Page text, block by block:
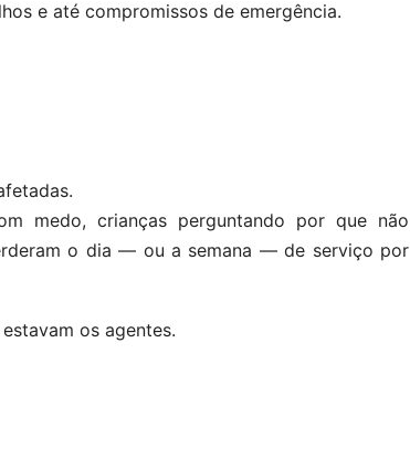
e até compromissos de emergência.
medo, crianças perguntando por que não
o dia — ou a semana — de serviço por
os agentes.